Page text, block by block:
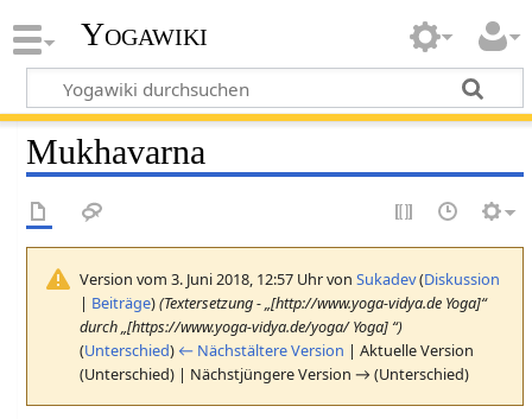
Yogawiki
Mukhavarna
Version vom 3. Juni 2018, 12:57 Uhr vonSukadev(Diskussion
| Beiträge)(Textersetzung - „[http://www.yoga-vidya.de Yoga]“
durch „[https://www.yoga-vidya.de/yoga/ Yoga] “)
(Unterschied) ← Nächstältere Version | Aktuelle Version
(Unterschied) | Nächstjüngere Version → (Unterschied)